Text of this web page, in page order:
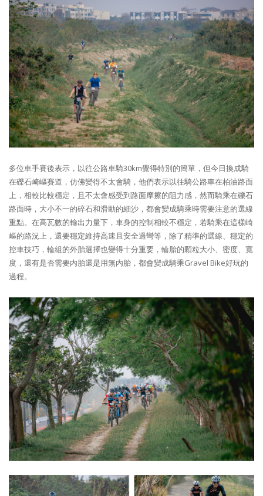
多位車手賽後表示，以往公路車騎30km覺得特別的簡單，但今日換成騎
在礫石崎嶇賽道，仿佛變得不太會騎，他們表示以往騎公路車在柏油路面
上，相較比較穩定，且不太會感受到路面摩擦的阻力感，然而騎乘在礫石
路面時，大小不一的碎石和滑動的細沙，都會變成騎乘時需要注意的選線
重點。在高瓦數的輸出力量下，車身的控制相較不穩定，若騎乘在這樣崎
嶇的路況上，還要穩定維持高速且安全過彎等，除了精準的選線、穩定的
控車技巧，輪組的外胎選擇也變得十分重要，輪胎的顆粒大小、密度、寬
度，還有是否需要内胎還是用無内胎，都會變成騎乘Gravel Bike好玩的
過程。